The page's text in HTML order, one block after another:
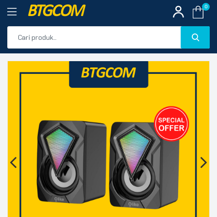
BTGCOM 0
PRODUK UNGGULAN
🔍